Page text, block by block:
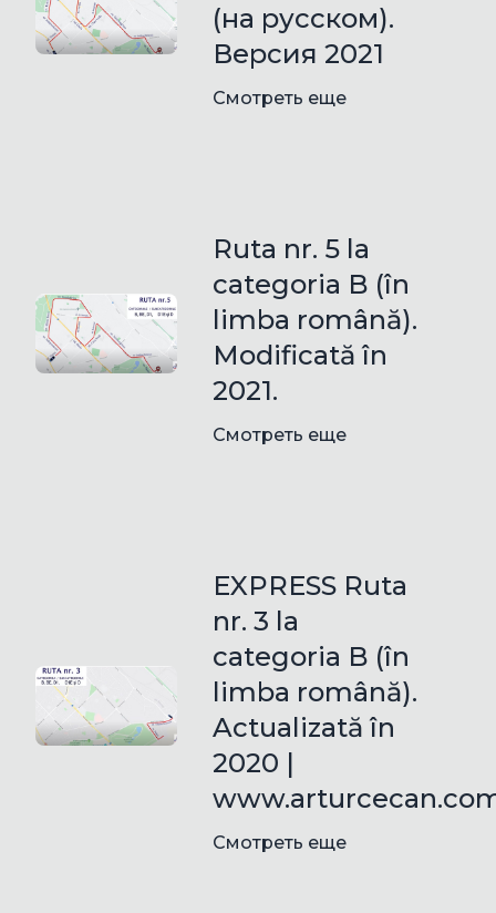
(на русском).
Версия 2021
Смотреть еще
Ruta nr. 5 la
categoria B (în
limba română).
Modificată în
2021.
Смотреть еще
EXPRESS Ruta
nr. 3 la
categoria B (în
limba română).
Actualizată în
2020 |
Смотреть еще